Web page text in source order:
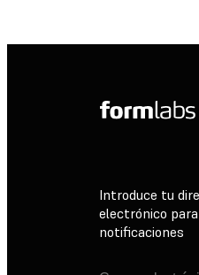
Introduce tu
electrónico
notificaciones